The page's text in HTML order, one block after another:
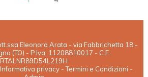
Eleonora Arata - via Fabbrichetta 18 -
(TO) - P.Iva: 11208810017 - C.F.:
RTALNR89D54L219H
Informativa privacy - Termini e Condizioni -